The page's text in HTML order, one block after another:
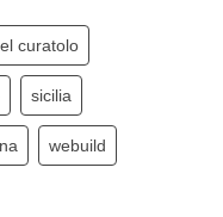
curatolo
sicilia
webuild